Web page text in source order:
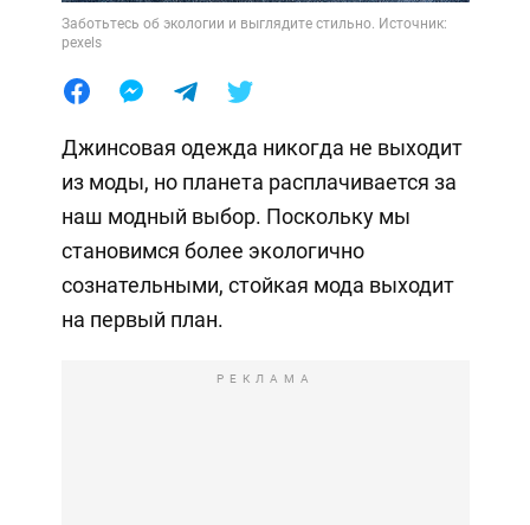
Заботьтесь об экологии и выглядите стильно. Источник:
pexels
Джинсовая одежда никогда не выходит
из моды, но планета расплачивается за
наш модный выбор. Поскольку мы
становимся более экологично
сознательными, стойкая мода выходит
на первый план.
РЕКЛАМА